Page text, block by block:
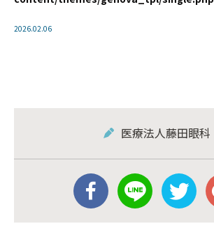
2026.02.06
医療法人藤田眼科